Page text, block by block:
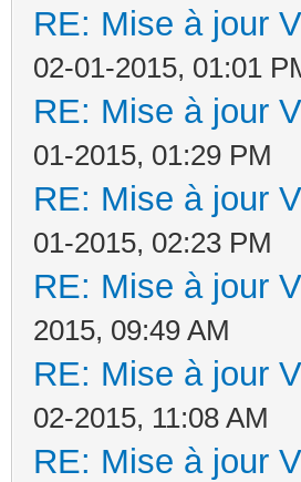
RE: Mise à jour
02-01-2015, 01:01
RE: Mise à jour
01-2015, 01:29 PM
RE: Mise à jour
01-2015, 02:23 PM
RE: Mise à jour
2015, 09:49 AM
RE: Mise à jour
02-2015, 11:08 AM
RE: Mise à jour